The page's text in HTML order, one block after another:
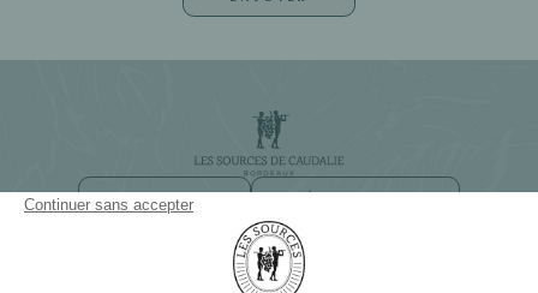
NEWSLETTER ACCÈS ET CONTACT